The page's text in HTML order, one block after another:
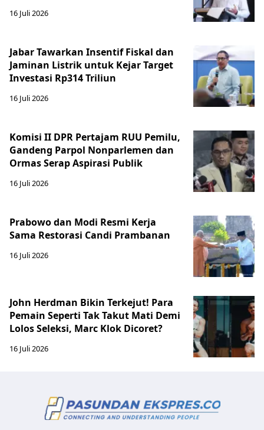
16 Juli 2026
Jabar Tawarkan Insentif Fiskal dan
Jaminan Listrik untuk Kejar Target
Investasi Rp314 Triliun
16 Juli 2026
Komisi II DPR Pertajam RUU Pemilu,
Gandeng Parpol Nonparlemen dan
Ormas Serap Aspirasi Publik
16 Juli 2026
Prabowo dan Modi Resmi Kerja
Sama Restorasi Candi Prambanan
16 Juli 2026
John Herdman Bikin Terkejut! Para
Pemain Seperti Tak Takut Mati Demi
Lolos Seleksi, Marc Klok Dicoret?
16 Juli 2026